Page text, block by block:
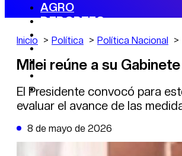
AGRO
DEPORTES
ECONOMÍA
POLÍTICA
CAMBIO CLIMÁTICO
DE LA TRIBUNA TV
Inicio Política Política Nacional
Milei reúne a su
El Presidente convocó para
evaluar el avance de las
8 de mayo de 2026